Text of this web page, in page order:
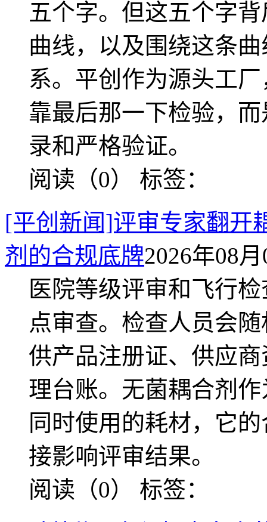
五个字。但这五个字
曲线，以及围绕这条
系。平创作为源头工
靠最后那一下检验，
录和严格验证。
阅读（0） 标签：
[平创新闻]评审专家翻
剂的合规底牌2026年08
医院等级评审和飞行
点审查。检查人员会
供产品注册证、供应
理台账。无菌耦合剂
同时使用的耗材，它
接影响评审结果。
阅读（0） 标签：